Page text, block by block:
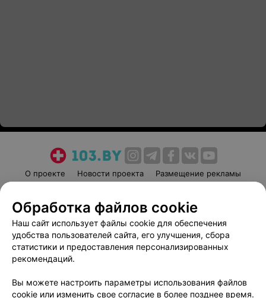
О проекте Новости проекта
Размещение рекламы
Пользовательское соглашение
Способы оплаты
Вакансии
Партнеры
Написать руководителю 103.by
Обработка персональных данных
Обработка файлов cookie
Наш сайт использует файлы cookie для обеспечения
удобства пользователей сайта, его улучшения, сбора
статистики и предоставления персонализированных
рекомендаций.
Вы можете настроить параметры использования файлов
cookie или изменить свое согласие в более позднее время.